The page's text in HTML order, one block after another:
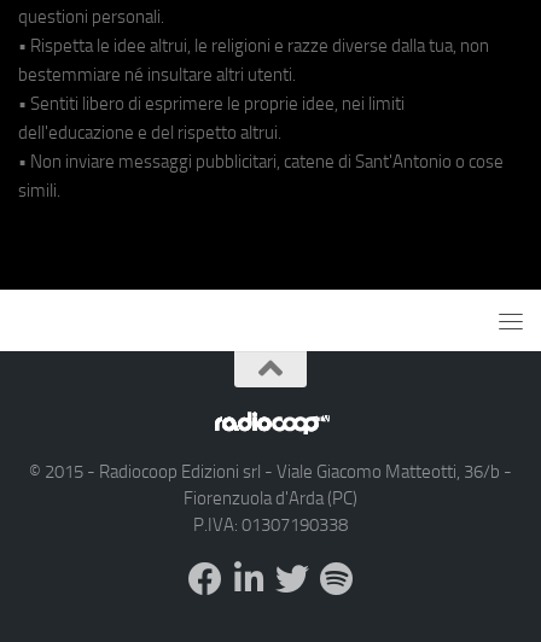
questioni personali.
• Rispetta le idee altrui, le religioni e razze diverse dalla tua, non
bestemmiare né insultare altri utenti.
• Sentiti libero di esprimere le proprie idee, nei limiti
dell'educazione e del rispetto altrui.
• Non inviare messaggi pubblicitari, catene di Sant'Antonio o cose
simili.
© 2015 - Radiocoop Edizioni srl - Viale Giacomo Matteotti, 36/b -
Fiorenzuola d'Arda (PC)
P.IVA: 01307190338